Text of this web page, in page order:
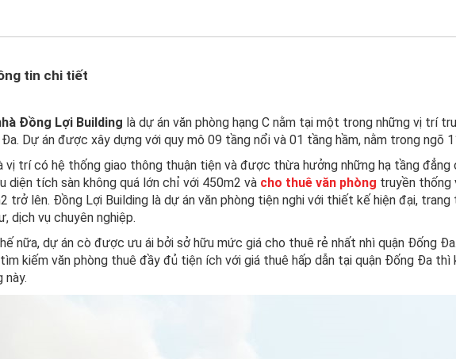
tin chi tiết
Đồng Lợi Building là dự án văn phòng hạng C nằm tại một trong những vị trí
Dự án được xây dựng với quy mô 09 tầng nổi và 01 tầng hầm, nằm trong ngõ
vị trí có hệ thống giao thông thuận tiện và được thừa hưởng những hạ tầng đẳng
diện tích sàn không quá lớn chỉ với 450m2 và cho thuê văn phòng truyền
trở lên. Đồng Lợi Building là dự án văn phòng tiện nghi với thiết kế hiện đại,
dịch vụ chuyên nghiệp.
nữa, dự án cò được ưu ái bởi sở hữu mức giá cho thuê rẻ nhất nhì quận Đống
kiếm văn phòng thuê đầy đủ tiện ích với giá thuê hấp dẫn tại quận Đống Đa thì
này.